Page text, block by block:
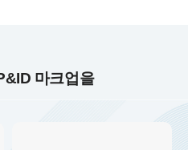
마크업을